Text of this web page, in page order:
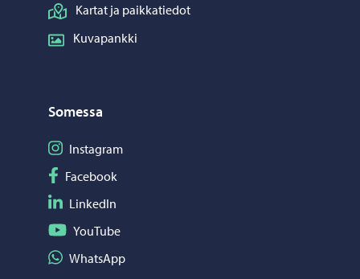
Kartat ja paikkatiedot
Kuvapankki
Somessa
Seuraa Instagram
Instagram
Seuraa Facebook
Facebook
Seuraa LinkedIn
LinkedIn
Seuraa YouTube
YouTube
Jaa WhatsApp
WhatsApp